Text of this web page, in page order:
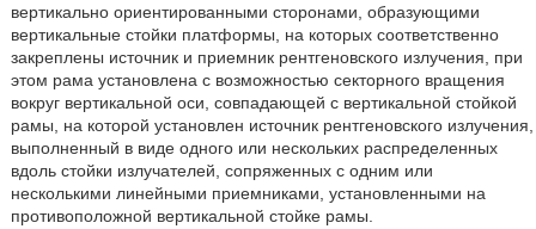
вертикально ориентированными сторонами, образующими
вертикальные стойки платформы, на которых соответственно
закреплены источник и приемник рентгеновского излучения, при
этом рама установлена с возможностью секторного вращения
вокруг вертикальной оси, совпадающей с вертикальной стойкой
рамы, на которой установлен источник рентгеновского излучения,
выполненный в виде одного или нескольких распределенных
вдоль стойки излучателей, сопряженных с одним или
несколькими линейными приемниками, установленными на
противоположной вертикальной стойке рамы.